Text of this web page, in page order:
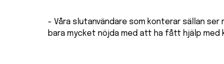
- Våra slutanvändare som konterar sällan
bara mycket nöjda med att ha fått hjälp